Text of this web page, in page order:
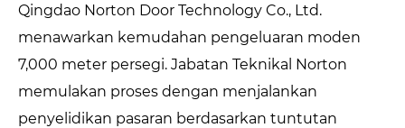
Qingdao Norton Door Technology Co., Ltd.
menawarkan kemudahan pengeluaran moden
7,000 meter persegi. Jabatan Teknikal Norton
memulakan proses dengan menjalankan
penyelidikan pasaran berdasarkan tuntutan